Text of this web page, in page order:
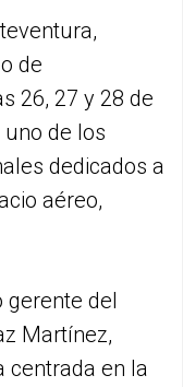
de
26, 27 y 28 de
de los
dedicados a
aéreo,
gerente del
Martínez,
centrada en la